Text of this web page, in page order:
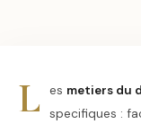
L es metiers du
specifiques :